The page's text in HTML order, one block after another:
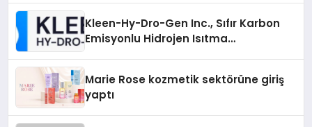
Kleen-Hy-Dro-Gen Inc., Sıfır Karbon
Emisyonlu Hidrojen Isıtma
Marie Rose kozmetik sektörüne giriş
yaptı